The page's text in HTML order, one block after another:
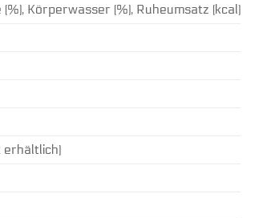
Körperwasser (%), Ruheumsatz (kcal)
erhältlich)